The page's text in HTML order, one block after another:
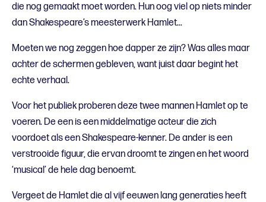
die nog gemaakt moet worden. Hun oog viel op niets minder
dan Shakespeare’s meesterwerk Hamlet...
Moeten we nog zeggen hoe dapper ze zijn? Was alles maar
achter de schermen gebleven, want juist daar begint het
echte verhaal.
Voor het publiek proberen deze twee mannen Hamlet op te
voeren. De een is een middelmatige acteur die zich
voordoet als een Shakespeare-kenner. De ander is een
verstrooide figuur, die ervan droomt te zingen en het woord
‘musical’ de hele dag benoemt.
Vergeet de Hamlet die al vijf eeuwen lang generaties heeft